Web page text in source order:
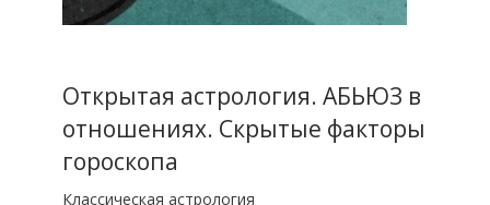
Открытая астрология. АБЬЮЗ в
отношениях. Скрытые факторы
гороскопа
Классическая астрология